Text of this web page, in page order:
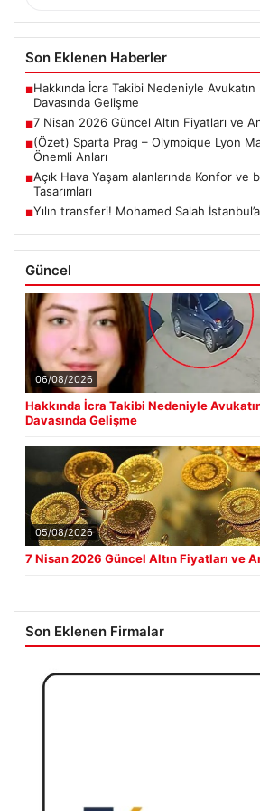
Son Eklenen Haberler
■Hakkında İcra Takibi Nedeniyle
Davasında Gelişme
■7 Nisan 2026 Güncel Altın Fiyatları ve
■(Özet) Sparta Prag – Olympique Lyon
Önemli Anları
■Açık Hava Yaşam alanlarında Konfor ve
Tasarımları
■Yılın transferi! Mohamed Salah
Güncel
06/08/2026
Hakkında İcra Takibi Nedeniyle
Davasında Gelişme
05/08/2026
7 Nisan 2026 Güncel Altın Fiyatları ve
Son Eklenen Firmalar